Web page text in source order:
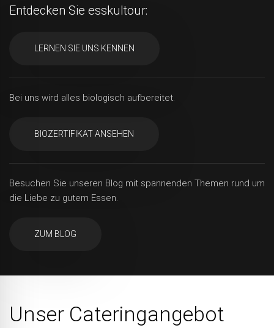
Entdecken Sie esskultour:
LERNEN SIE UNS KENNEN
Bei uns wird alles biologisch aufbereitet.
BIOZERTIFIKAT ANSEHEN
Besuchen Sie unseren Blog mit spannenden Themen rund um
die Liebe zu gutem Essen.
ZUM BLOG
Unser Cateringangebot